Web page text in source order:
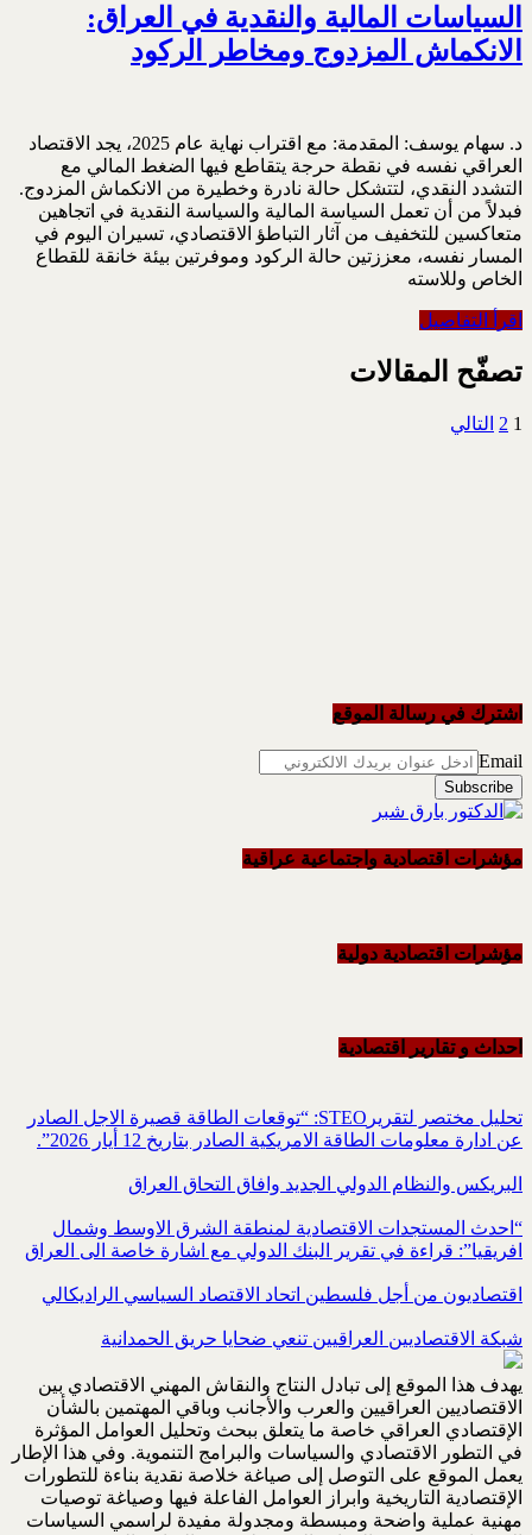
السياسات المالية والنقدية في العراق:
الانكماش المزدوج ومخاطر الركود
د. سهام يوسف: المقدمة:‏ مع اقتراب نهاية عام 2025، يجد الاقتصاد
العراقي نفسه في نقطة حرجة يتقاطع فيها الضغط المالي مع
‏التشدد النقدي، لتتشكل حالة نادرة وخطيرة من الانكماش المزدوج.
فبدلاً من أن تعمل السياسة المالية ‏والسياسة النقدية في اتجاهين
متعاكسين للتخفيف من آثار التباطؤ الاقتصادي، تسيران اليوم في
المسار نفسه، ‏معززتين حالة الركود وموفرتين بيئة خانقة للقطاع
الخاص وللاسته
اقرأ التفاصيل
تصفّح المقالات
1
2 التالي
اشترك في رسالة الموقع
Email
مؤشرات اقتصادية واجتماعية عراقية
مؤشرات اقتصادية دولية
احداث و تقاریر اقتصادیة
تحليل مختصر لتقريرSTEO‏: “توقعات الطاقة قصيرة الاجل الصادر
عن ادارة معلومات الطاقة الامريكية ‏الصادر بتاريخ 12 أيار 2026”.‏
البريكس والنظام الدولي الجديد وافاق التحاق العراق
“احدث المستجدات الاقتصادية لمنطقة الشرق الاوسط وشمال
افريقيا”: قراءة في تقرير البنك الدولي مع اشارة خاصة الى العراق
اقتصاديون من أجل فلسطين اتحاد الاقتصاد السياسي الراديكالي
شبكة الاقتصاديين العراقيين تنعي ضحايا حريق الحمدانية
يهدف هذا الموقع إلى تبادل النتاج والنقاش المهني الاقتصادي بين
الاقتصاديين العراقيين والعرب والأجانب وباقي المهتمين بالشأن
الإقتصادي العراقي خاصة ما يتعلق ببحث وتحليل العوامل المؤثرة
في التطور الاقتصادي والسياسات والبرامج التنموية. وفي هذا الإطار
يعمل الموقع على التوصل إلى صياغة خلاصة نقدية بناءة للتطورات
الإقتصادية التاريخية وابراز العوامل الفاعلة فيها وصياغة توصيات
مهنية عملية واضحة ومبسطة ومجدولة مفيدة لراسمي السياسات